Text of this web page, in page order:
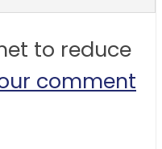
to reduce
comment